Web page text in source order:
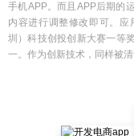
手机APP。而且APP后期的
内容进行调整修改即可。应
圳）科技创投创新大赛一等
一。作为创新技术，同样被清